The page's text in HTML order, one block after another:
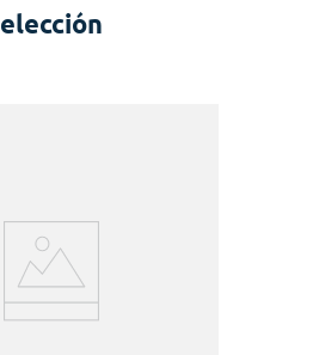
elección